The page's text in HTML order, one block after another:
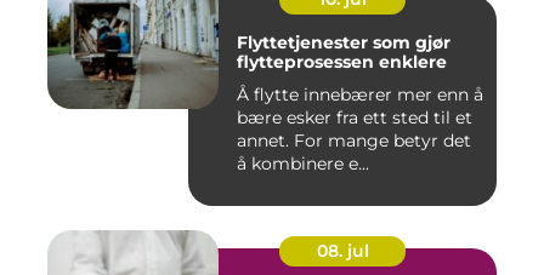
Flyttetjenester som gjør
flytteprosessen enklere
Å flytte innebærer mer enn å
bære esker fra ett sted til et
annet. For mange betyr det
å kombinere e...
08. jul